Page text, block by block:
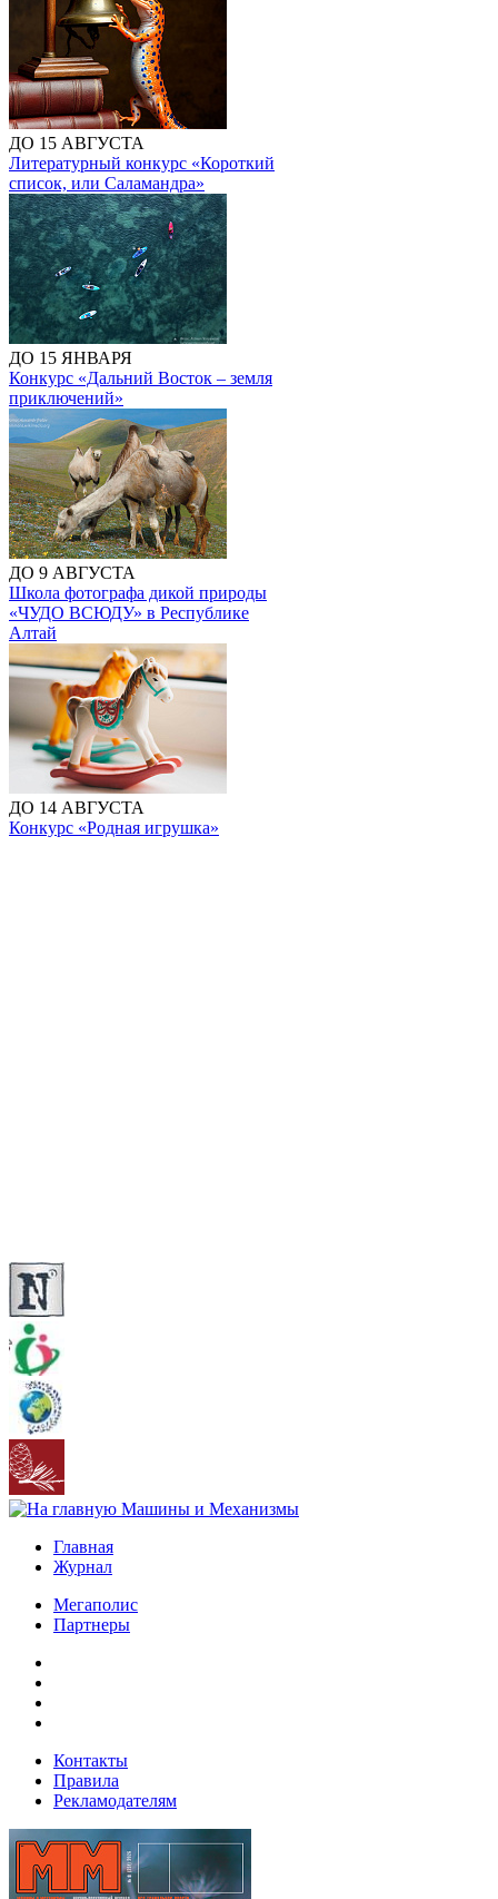
ДО 15 АВГУСТА
Литературный конкурс «Короткий
список, или Саламандра»
ДО 15 ЯНВАРЯ
Конкурс «Дальний Восток – земля
приключений»
ДО 9 АВГУСТА
Школа фотографа дикой природы
«ЧУДО ВСЮДУ» в Республике
Алтай
ДО 14 АВГУСТА
Конкурс «Родная игрушка»
Главная
Журнал
Мегаполис
Партнеры
Контакты
Правила
Рекламодателям